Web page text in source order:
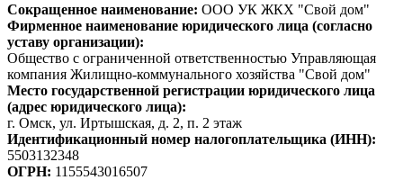
Сокращенное наименование: ООО УК ЖКХ "Свой дом"
Фирменное наименование юридического лица (согласно
уставу организации):
Общество с ограниченной ответственностью Управляющая
компания Жилищно-коммунального хозяйства "Свой дом"
Место государственной регистрации юридического лица
(адрес юридического лица):
г. Омск, ул. Иртышская, д. 2, п. 2 этаж
Идентификационный номер налогоплательщика (ИНН):
5503132348
ОГРН: 1155543016507